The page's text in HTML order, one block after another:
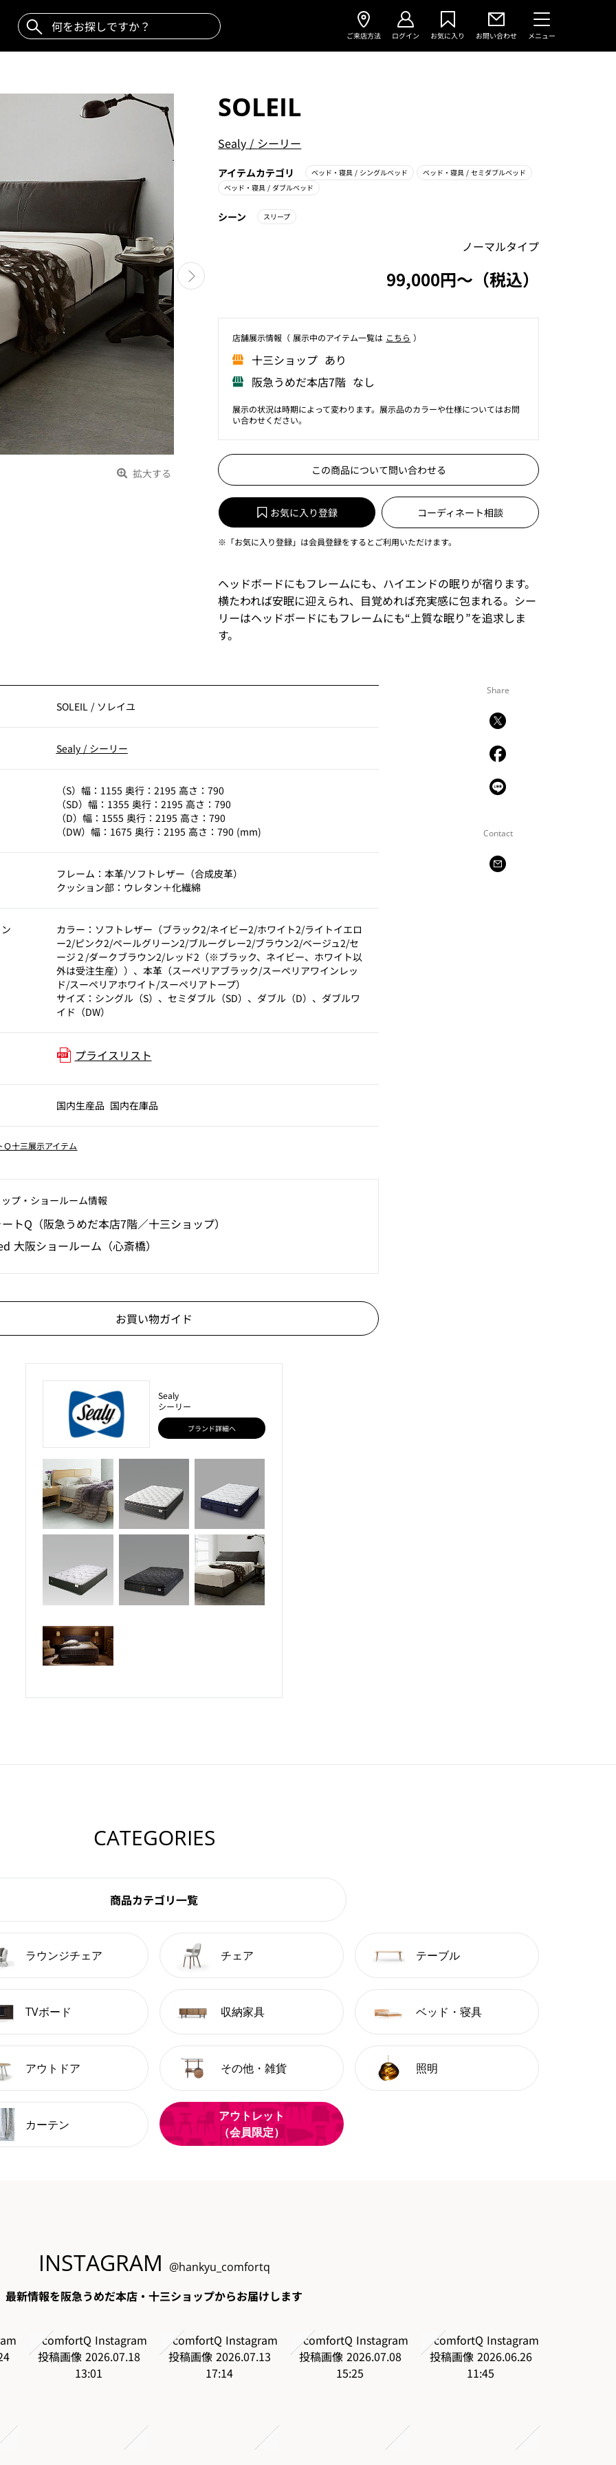
ご来店方法 ログイン お気に入り お問い合わせ メニュー
拡大する
SOLEIL
Sealy / シーリー
アイテムカテゴリ ベッド・寝具/ シングルベッド ベッド・寝具/ セミダブルベッド
ベッド・寝具/ ダブルベッド
シーン スリープ
ノーマルタイプ
99,000円〜（税込）
店舗展⽰情報（ 展⽰中のアイテム⼀覧は こちら ）
⼗三ショップ あり
阪急うめだ本店7階 なし
展示の状況は時期によって変わります。展示品のカラーや仕様についてはお問
い合わせください。
この商品について問い合わせる
お気に入り登録 コーディネート相談
※「お気に入り登録」は会員登録をするとご利用いただけます。
ヘッドボードにもフレームにも、ハイエンドの眠りが宿ります。
横たわれば安眠に迎えられ、目覚めれば充実感に包まれる。シー
リーはヘッドボードにもフレームにも“上質な眠り”を追求しま
す。
Share
Contact
SOLEIL / ソレイユ
Sealy / シーリー
（S）幅：1155 奥行：2195 高さ：790
（SD）幅：1355 奥行：2195 高さ：790
（D）幅：1555 奥行：2195 高さ：790
（DW）幅：1675 奥行：2195 高さ：790 (mm)
フレーム：本革/ソフトレザー（合成皮革）
クッション部：ウレタン＋化繊綿
カラー：ソフトレザー（ブラック2/ネイビー2/ホワイト2/ライトイエロ
ー2/ピンク2/ペールグリーン2/ブルーグレー2/ブラウン2/ベージュ2/セ
ージ２/ダークブラウン2/レッド2（※ブラック、ネイビー、ホワイト以
外は受注生産））、本革（スーペリアブラック/スーペリアワインレッ
ド/スーペリアホワイト/スーペリアトープ）
サイズ：シングル（S）、セミダブル（SD）、ダブル（D）、ダブルワ
イド（DW）
プライスリスト
国内生産品 国内在庫品
Ｑ十三展示アイテム
プ‧ショールーム情報
トQ（阪急うめだ本店7階／十三ショップ）
大阪ショールーム（心斎橋）
お買い物ガイド
Sealy
シーリー
ブランド詳細へ
CATEGORIES
商品カテゴリ一覧
ラウンジチェア チェア テーブル
TVボード 収納家具 ベッド・寝具
アウトドア その他・雑貨 照明
カーテン
アウトレット
（会員限定）
INSTAGRAM @hankyu_comfortq
最新情報を阪急うめだ本店・十三ショップからお届けします